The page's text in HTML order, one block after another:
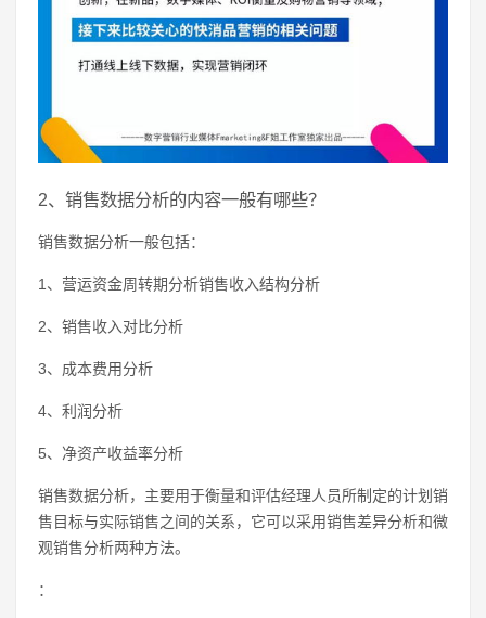
2、销售数据分析的内容一般有哪些？
销售数据分析一般包括：
1、营运资金周转期分析销售收入结构分析
2、销售收入对比分析
3、成本费用分析
4、利润分析
5、净资产收益率分析
销售数据分析，主要用于衡量和评估经理人员所制定的计划销
售目标与实际销售之间的关系，它可以采用销售差异分析和微
观销售分析两种方法。
：